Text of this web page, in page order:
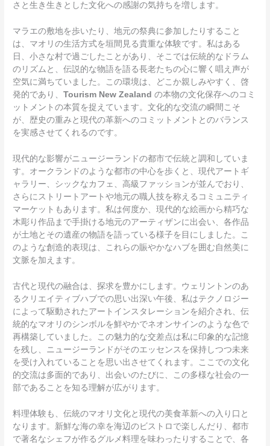
さと生き生きとした文化への感謝の気持ちを増します。
マラエの敷地を歩いたり、地元の祭典に参加したりすること
は、マオリの生活方式を垣間見る貴重な体験です。私はある
日、小さな村で過ごしたことがあり、そこでは伝統的なドラム
のリズムと、伝説的な物語を語る長老たちの心に響く唱え声が
空気に満ちていました。この環境は、どこか親しみやすく、啓
発的であり、Tourism New Zealand の本物の文化保存へのコミ
ットメントの本質を捉えています。文化的な交流の瞬間こそ
が、歴史の重みと現代の革新へのコミットメントとのバランス
を実感させてくれるのです。
現代的な影響がニュージーランドの都市で伝統と調和していま
す。オークランドのような都市の中心を歩くと、現代アートギ
ャラリー、シックなカフェ、高級ファッションが並んでおり、
さらにストリートアートや地元の職人技を称えるコミュニティ
マーケットもあります。私は何度か、現代的な絵画から精巧な
木彫り作品まで手掛ける地元のアーティザンに出会い、各作品
が土地とその遺産の物語を語っている様子を目にしました。こ
のような創造的表現は、これらの賑やかなハブを囲む自然美に
文脈を加えます。
古代と現代の融合は、探求を豊かにします。ウェリントンのあ
るクリエイティブハブでの思い出深い午後、私はテクノロジー
によって駆動されたアートインスタレーションを紹介され、伝
統的なマオリのシンボルを鮮やかでネオンサインのような色で
再構築していました。この魅力的な交差点は私に印象的な記憶
を残し、ニュージーランドがそのエッセンスを保持しつつ未来
を受け入れていることを思い出させてくれます。ここでの文化
的交流は多面的であり、出会いのたびに、この多様な社会の一
部であることを知る理解が広がります。
料理体験も、伝統のマオリ文化と現代の美食革新への入り口と
なります。新鮮な海の幸を海辺のビストロで楽しんだり、都市
で著名なシェフが作るグルメ料理を味わったりすることで、各